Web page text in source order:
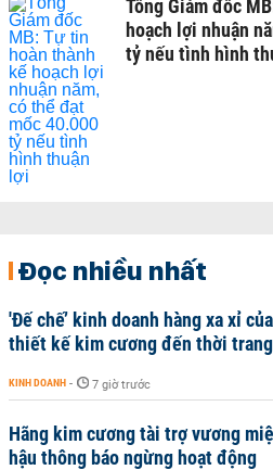
Tổng Giám đốc
hoạch lợi nhuận
tỷ nếu tình hình
Đọc nhiều nhất
'Đế chế’ kinh doanh hàng xa xỉ
thiết kế kim cương đến thời
KINH DOANH - 7 giờ trước
Hãng kim cương tài trợ vương
hậu thông báo ngừng hoạt động